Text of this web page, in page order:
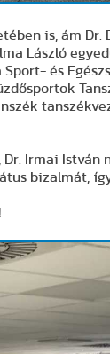
is, ám Dr.
László
és
Irmai
bizalmát,